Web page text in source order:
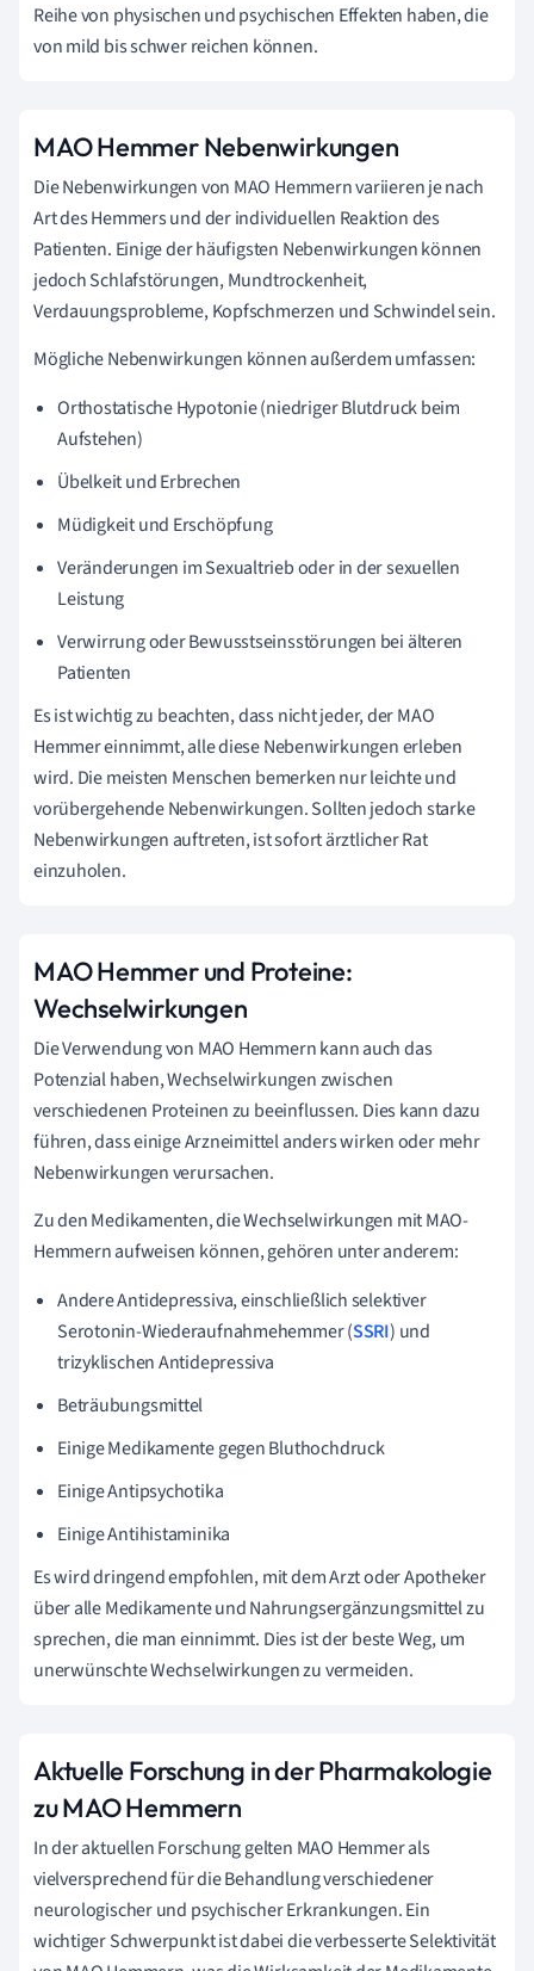
Reihe von physischen und psychischen Effekten haben, die
von mild bis schwer reichen können.
MAO Hemmer Nebenwirkungen
Die Nebenwirkungen von MAO Hemmern variieren je nach
Art des Hemmers und der individuellen Reaktion des
Patienten. Einige der häufigsten Nebenwirkungen können
jedoch Schlafstörungen, Mundtrockenheit,
Verdauungsprobleme, Kopfschmerzen und Schwindel sein.
Mögliche Nebenwirkungen können außerdem umfassen:
Orthostatische Hypotonie (niedriger Blutdruck beim
Aufstehen)
Übelkeit und Erbrechen
Müdigkeit und Erschöpfung
Veränderungen im Sexualtrieb oder in der sexuellen
Leistung
Verwirrung oder Bewusstseinsstörungen bei älteren
Patienten
Es ist wichtig zu beachten, dass nicht jeder, der MAO
Hemmer einnimmt, alle diese Nebenwirkungen erleben
wird. Die meisten Menschen bemerken nur leichte und
vorübergehende Nebenwirkungen. Sollten jedoch starke
Nebenwirkungen auftreten, ist sofort ärztlicher Rat
einzuholen.
MAO Hemmer und Proteine:
Wechselwirkungen
Die Verwendung von MAO Hemmern kann auch das
Potenzial haben, Wechselwirkungen zwischen
verschiedenen Proteinen zu beeinflussen. Dies kann dazu
führen, dass einige Arzneimittel anders wirken oder mehr
Nebenwirkungen verursachen.
Zu den Medikamenten, die Wechselwirkungen mit MAO-
Hemmern aufweisen können, gehören unter anderem:
Andere Antidepressiva, einschließlich selektiver
Serotonin-Wiederaufnahmehemmer (SSRI) und
trizyklischen Antidepressiva
Beträubungsmittel
Einige Medikamente gegen Bluthochdruck
Einige Antipsychotika
Einige Antihistaminika
Es wird dringend empfohlen, mit dem Arzt oder Apotheker
über alle Medikamente und Nahrungsergänzungsmittel zu
sprechen, die man einnimmt. Dies ist der beste Weg, um
unerwünschte Wechselwirkungen zu vermeiden.
Aktuelle Forschung in der Pharmakologie
zu MAO Hemmern
In der aktuellen Forschung gelten MAO Hemmer als
vielversprechend für die Behandlung verschiedener
neurologischer und psychischer Erkrankungen. Ein
wichtiger Schwerpunkt ist dabei die verbesserte Selektivität